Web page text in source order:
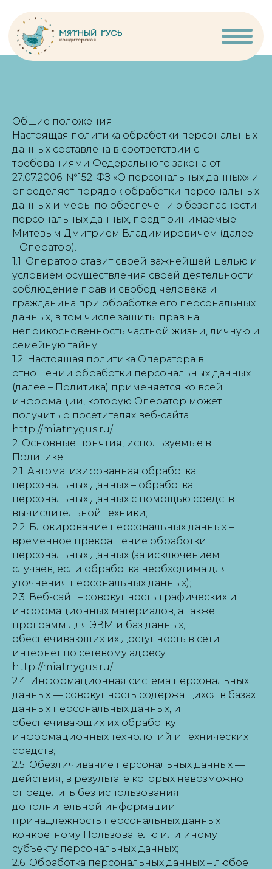
Общие положения
Настоящая политика обработки персональных
данных составлена в соответствии с
требованиями Федерального закона от
27.07.2006. №152-ФЗ «О персональных данных» и
определяет порядок обработки персональных
данных и меры по обеспечению безопасности
персональных данных, предпринимаемые
Митевым Дмитрием Владимировичем (далее
– Оператор).
1.1. Оператор ставит своей важнейшей целью и
условием осуществления своей деятельности
соблюдение прав и свобод человека и
гражданина при обработке его персональных
данных, в том числе защиты прав на
неприкосновенность частной жизни, личную и
семейную тайну.
1.2. Настоящая политика Оператора в
отношении обработки персональных данных
(далее – Политика) применяется ко всей
информации, которую Оператор может
получить о посетителях веб-сайта
http://miatnygus.ru/.
2. Основные понятия, используемые в
Политике
2.1. Автоматизированная обработка
персональных данных – обработка
персональных данных с помощью средств
вычислительной техники;
2.2. Блокирование персональных данных –
временное прекращение обработки
персональных данных (за исключением
случаев, если обработка необходима для
уточнения персональных данных);
2.3. Веб-сайт – совокупность графических и
информационных материалов, а также
программ для ЭВМ и баз данных,
обеспечивающих их доступность в сети
интернет по сетевому адресу
http://miatnygus.ru/;
2.4. Информационная система персональных
данных — совокупность содержащихся в базах
данных персональных данных, и
обеспечивающих их обработку
информационных технологий и технических
средств;
2.5. Обезличивание персональных данных —
действия, в результате которых невозможно
определить без использования
дополнительной информации
принадлежность персональных данных
конкретному Пользователю или иному
субъекту персональных данных;
2.6. Обработка персональных данных – любое